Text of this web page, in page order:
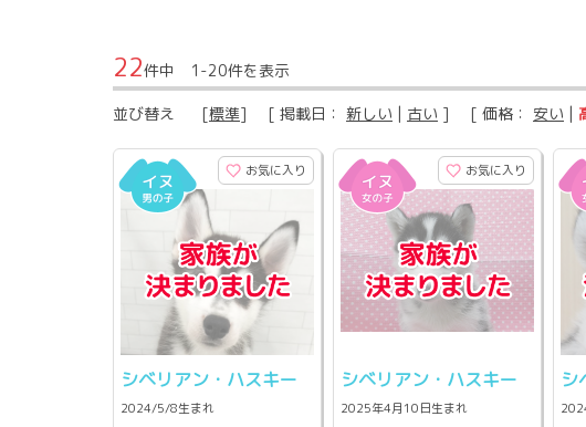
22件中 1-20件を表示
並び替え [標準] [ 掲載日： 新しい | 古い ] [ 価格： 安い |
お気に入り
シベリアン・ハスキー
2024/5/8生まれ
お気に入り
シベリアン・ハスキー
2025年4月10日生まれ
シ